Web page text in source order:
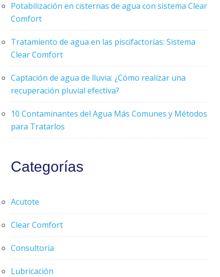
Potabilización en cisternas de agua con sistema Clear
Comfort
Tratamiento de agua en las piscifactorías: Sistema
Clear Comfort
Captación de agua de lluvia: ¿Cómo realizar una
recuperación pluvial efectiva?
10 Contaminantes del Agua Más Comunes y Métodos
para Tratarlos
Categorías
Acutote
Clear Comfort
Consultoría
Lubricación